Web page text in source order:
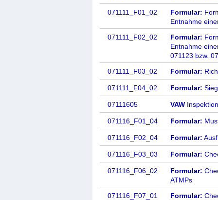
071111_F01_02 Formular:
Entnahme
071111_F02_02
Formular:
Entnahme
071123 bzw.
071111_F03_02
Formular:
071111_F04_02 Formular:
07111605 VAW
071116_F01_04 Formular:
071116_F02_04 Formular:
071116_F03_03 Formular:
071116_F06_02 Formular:
ATMPs
071116_F07_01
Formular: